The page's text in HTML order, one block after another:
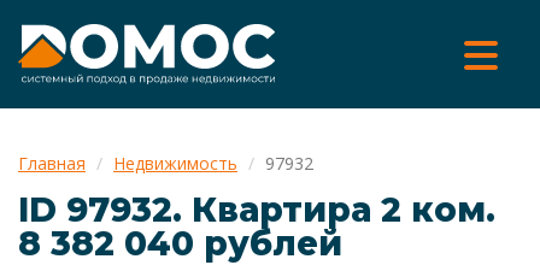
Главная Недвижимость 97932
ID 97932. Квартира 2 ком.
8 382 040 рублей